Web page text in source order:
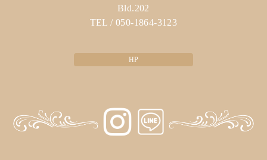
Bld.202
TEL / 050-1864-3123
HP